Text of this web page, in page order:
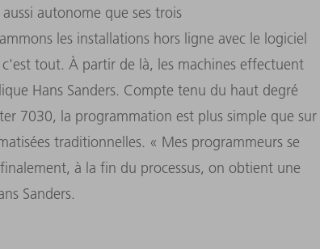
autonome que ses trois
les installations hors ligne avec le logiciel
tout. À partir de là, les machines effectuent
Hans Sanders. Compte tenu du haut degré
7030, la programmation est plus simple que sur
traditionnelles. « Mes programmeurs se
à la fin du processus, on obtient une
Sanders.